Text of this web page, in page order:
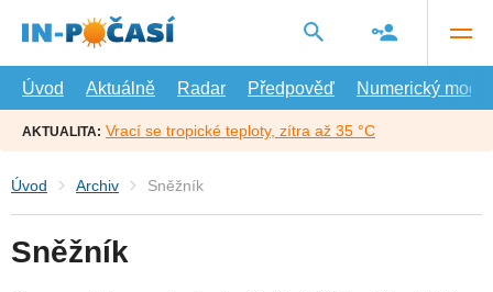
hlavní
Úvod
Aktuálně Radar Předpověď Numerický model
AKTUALITA: Vrací se tropické teploty, zítra až 35 °C
Úvod Archiv Sněžník
Sněžník